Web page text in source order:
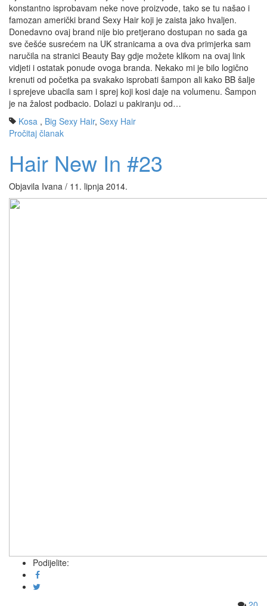
konstantno isprobavam neke nove proizvode, tako se tu našao i
famozan američki brand Sexy Hair koji je zaista jako hvaljen.
Donedavno ovaj brand nije bio pretjerano dostupan no sada ga
sve češće susrećem na UK stranicama a ova dva primjerka sam
naručila na stranici Beauty Bay gdje možete klikom na ovaj link
vidjeti i ostatak ponude ovoga branda. Nekako mi je bilo logično
krenuti od početka pa svakako isprobati šampon ali kako BB šalje
i sprejeve ubacila sam i sprej koji kosi daje na volumenu. Šampon
je na žalost podbacio. Dolazi u pakiranju od…
Kosa , Big Sexy Hair, Sexy Hair
Pročitaj članak
Hair New In #23
Objavila Ivana / 11. lipnja 2014.
Podijelite: